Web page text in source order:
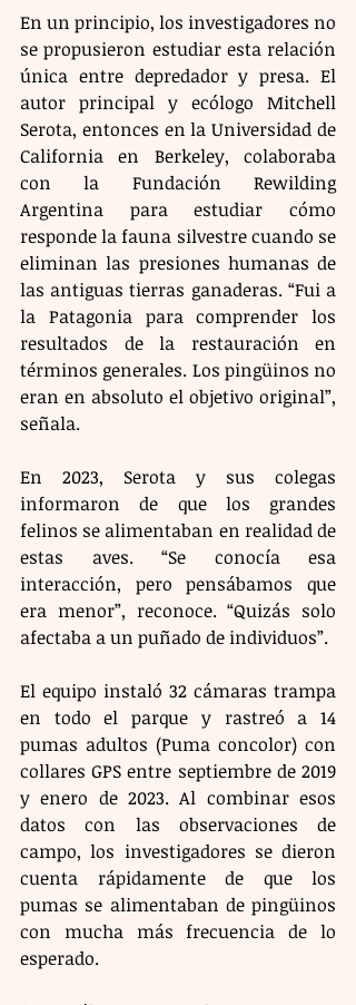
En un principio, los investigadores no
se propusieron estudiar esta relación
única entre depredador y presa. El
autor principal y ecólogo Mitchell
Serota, entonces en la Universidad de
California en Berkeley, colaboraba
con la Fundación Rewilding
Argentina para estudiar cómo
responde la fauna silvestre cuando se
eliminan las presiones humanas de
las antiguas tierras ganaderas. “Fui a
la Patagonia para comprender los
resultados de la restauración en
términos generales. Los pingüinos no
eran en absoluto el objetivo original”,
señala.
En 2023, Serota y sus colegas
informaron de que los grandes
felinos se alimentaban en realidad de
estas aves. “Se conocía esa
interacción, pero pensábamos que
era menor”, reconoce. “Quizás solo
afectaba a un puñado de individuos”.
El equipo instaló 32 cámaras trampa
en todo el parque y rastreó a 14
pumas adultos (Puma concolor) con
collares GPS entre septiembre de 2019
y enero de 2023. Al combinar esos
datos con las observaciones de
campo, los investigadores se dieron
cuenta rápidamente de que los
pumas se alimentaban de pingüinos
con mucha más frecuencia de lo
esperado.